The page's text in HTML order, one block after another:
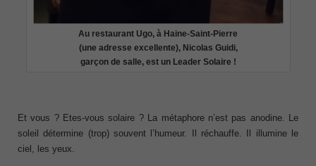
Au restaurant Ugo, à Haine-Saint-Pierre
(une adresse excellente), Nicolas Guidi,
garçon de salle, est un Leader Solaire !
Et vous ? Etes-vous solaire ? La métaphore n’est pas anodine. Le
soleil détermine (trop) souvent l’humeur. Il réchauffe. Il illumine le
ciel, les yeux.